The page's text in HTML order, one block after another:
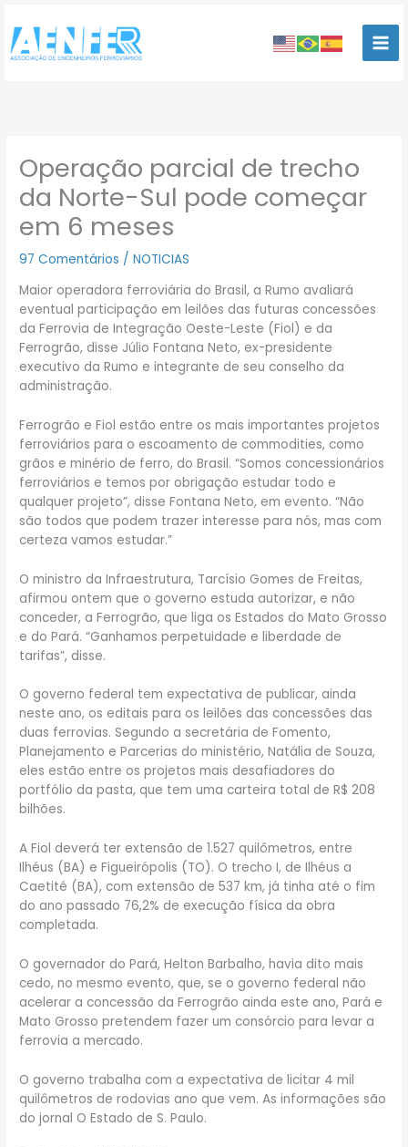
para
conteúdo
Operação parcial de trecho
da Norte-Sul pode começar
em 6 meses
97 Comentários /NOTICIAS
Maior operadora ferroviária do Brasil, a Rumo avaliará
eventual participação em leilões das futuras concessões
da Ferrovia de Integração Oeste-Leste (Fiol) e da
Ferrogrão, disse Júlio Fontana Neto, ex-presidente
executivo da Rumo e integrante de seu conselho da
administração.
Ferrogrão e Fiol estão entre os mais importantes projetos
ferroviários para o escoamento de commodities, como
grãos e minério de ferro, do Brasil. “Somos concessionários
ferroviários e temos por obrigação estudar todo e
qualquer projeto”, disse Fontana Neto, em evento. “Não
são todos que podem trazer interesse para nós, mas com
certeza vamos estudar.”
O ministro da Infraestrutura, Tarcísio Gomes de Freitas,
afirmou ontem que o governo estuda autorizar, e não
conceder, a Ferrogrão, que liga os Estados do Mato Grosso
e do Pará. “Ganhamos perpetuidade e liberdade de
tarifas”, disse.
O governo federal tem expectativa de publicar, ainda
neste ano, os editais para os leilões das concessões das
duas ferrovias. Segundo a secretária de Fomento,
Planejamento e Parcerias do ministério, Natália de Souza,
eles estão entre os projetos mais desafiadores do
portfólio da pasta, que tem uma carteira total de R$ 208
bilhões.
A Fiol deverá ter extensão de 1.527 quilômetros, entre
Ilhéus (BA) e Figueirópolis (TO). O trecho I, de Ilhéus a
Caetité (BA), com extensão de 537 km, já tinha até o fim
do ano passado 76,2% de execução física da obra
completada.
O governador do Pará, Helton Barbalho, havia dito mais
cedo, no mesmo evento, que, se o governo federal não
acelerar a concessão da Ferrogrão ainda este ano, Pará e
Mato Grosso pretendem fazer um consórcio para levar a
ferrovia a mercado.
O governo trabalha com a expectativa de licitar 4 mil
quilômetros de rodovias ano que vem. As informações são
do jornal O Estado de S. Paulo.